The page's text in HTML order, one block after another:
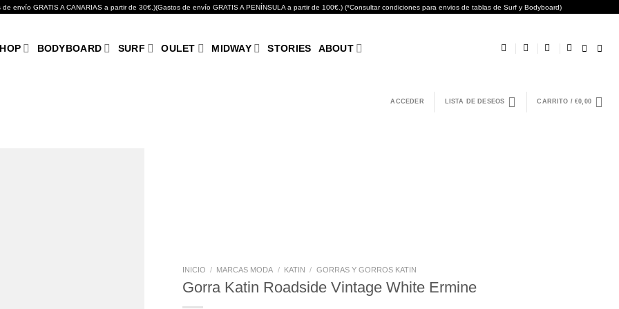
envío GRATIS A CANARIAS a partir de 30€.)(Gastos de envío GRATIS A PENÍNSULA a partir de 100€.) (*Consultar condiciones para envios de tablas de Surf y Bodyboard)
BODYBOARD SURF OULET MIDWAY STORIES ABOUT
ACCEDER LISTA DE DESEOS CARRITO /€0,00
INICIO / MARCAS MODA / KATIN / GORRAS Y GORROS KATIN
Gorra Katin Roadside Vintage White Ermine